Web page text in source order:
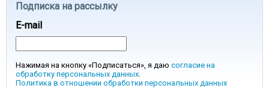
Подписка на рассылку
E-mail
Нажимая на кнопку «Подписаться», я даю согласие на
обработку персональных данных.
Политика в отношении обработки персональных данных